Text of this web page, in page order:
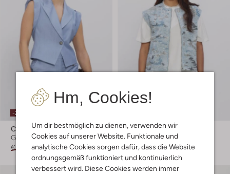
Hm, Cookies!
Um dir bestmöglich zu dienen, verwenden wir
Cookies auf unserer Website. Funktionale und
analytische Cookies sorgen dafür, dass die Website
ordnungsgemäß funktioniert und kontinuierlich
verbessert wird. Diese Cookies werden immer
-20%
Co'couture
Gilet
€ 189,99 € 151,99
Moves
Gilet
€ 99,99 € 49,99